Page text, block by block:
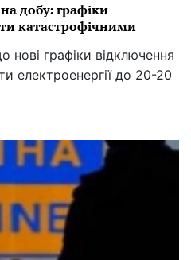
добу: графіки
катастрофічними
нові графіки відключення
електроенергії до 20-20